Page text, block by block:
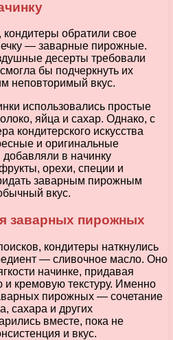
обратили свое
— заварные пирожные.
десерты требовали
бы подчеркнуть их
неповторимый вкус.
использовались простые
яйца и сахар. Однако, с
кондитерского искусства
и оригинальные
в начинку
орехи, специи и
заварным пирожным
вкус.
заварных пирожных
кондитеры наткнулись
— сливочное масло. Оно
начинке, придавая
кремовую текстуру. Именно
пирожных — сочетание
сахара и других
вместе, пока не
и вкус.